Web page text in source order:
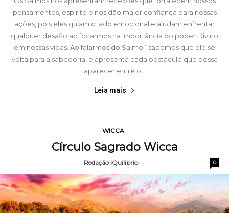
pensamentos, espírito e nos dão maior confiança para nossas
ações, pois eles guiam o lado emocional e ajudam enfrentar
qualquer desafio ao focarmos na importância do poder Divino
em nossas vidas. Ao falarmos do Salmo 1 sabemos que ele se
volta para a sabedoria, e apresenta cada obstáculo que possa
aparecer entre o...
Leia mais
WICCA
Círculo Sagrado Wicca
Redação iQuilibrio - 0